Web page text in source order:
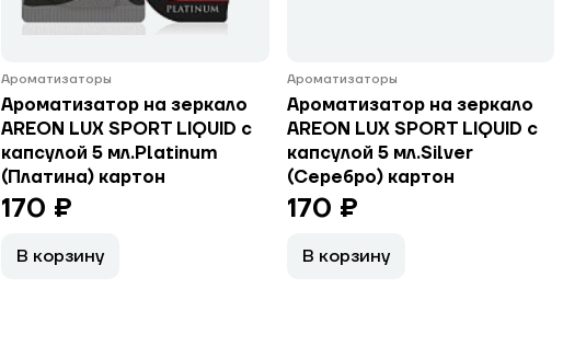
Ароматизаторы
Ароматизатор на зеркало
AREON LUX SPORT LIQUID с
капсулой 5 мл.Platinum
(Платина) картон
170 ₽
В корзину
Ароматизаторы
Ароматизатор на зеркало
AREON LUX SPORT LIQUID с
капсулой 5 мл.Silver
(Серебро) картон
170 ₽
В корзину